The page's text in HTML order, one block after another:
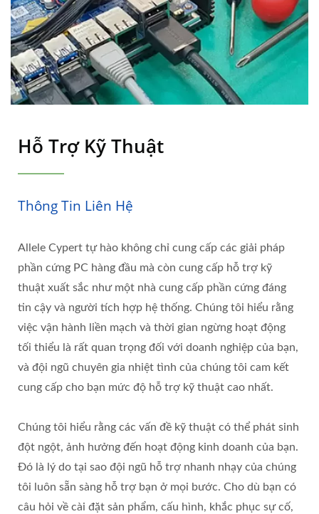
Hỗ Trợ Kỹ Thuật
Thông Tin Liên Hệ
Allele Cypert tự hào không chỉ cung cấp các giải pháp
phần cứng PC hàng đầu mà còn cung cấp hỗ trợ kỹ
thuật xuất sắc như một nhà cung cấp phần cứng đáng
tin cậy và người tích hợp hệ thống. Chúng tôi hiểu rằng
việc vận hành liền mạch và thời gian ngừng hoạt động
tối thiểu là rất quan trọng đối với doanh nghiệp của bạn,
và đội ngũ chuyên gia nhiệt tình của chúng tôi cam kết
cung cấp cho bạn mức độ hỗ trợ kỹ thuật cao nhất.
Chúng tôi hiểu rằng các vấn đề kỹ thuật có thể phát sinh
đột ngột, ảnh hưởng đến hoạt động kinh doanh của bạn.
Đó là lý do tại sao đội ngũ hỗ trợ nhanh nhạy của chúng
tôi luôn sẵn sàng hỗ trợ bạn ở mọi bước. Cho dù bạn có
câu hỏi về cài đặt sản phẩm, cấu hình, khắc phục sự cố,